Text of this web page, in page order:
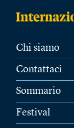
Chi siamo
Contattaci
Sommario
Festival